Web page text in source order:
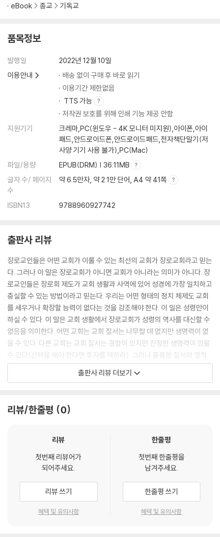
eBook 종교 기독교
품목정보
발행일
2022년 12월 10일
이용안내
배송 없이 구매 후 바로 읽기
이용기간 제한없음
TTS 가능
저작권 보호를 위해 인쇄 기능 제공 안함
지원기기
크레마,PC(윈도우 - 4K 모니터 미지원),아이폰,아이
패드,안드로이드폰,안드로이드패드,전자책단말기(저
사양 기기 사용 불가),PC(Mac)
파일/용량
EPUB(DRM) | 36.11MB
글자 수/ 페이지
수
약 6.5만자, 약 2.1만 단어, A4 약 41쪽
ISBN13 9788960927742
출판사 리뷰
장로교인들은 어떤 교회가 이룰 수 있는 최선의 교회가 장로교회라고 믿는
다. 그러나 이 말은 장로교회가 아니면 교회가 아니라는 의미가 아니다. 장
로교인들은 장로회 제도가 교회 생활과 사역에 있어 성경에 가장 일치하고
충실할 수 있는 방법이라고 믿는다. 우리는 어떤 형태의 정치 체제도 교회
를 세우거나 확장할 능력이 없다는 것을 강조해야 한다. 이 일은 성령만이
하실 수 있다. 이 말은 교회 생활에서 장로교회가 성령의 역사를 대신할 수
없음을 의미한다. 어떤 교회는 교회 질서는 나무랄 데 없지만 생명력이 없
을 수 있다. 다른 교회는 교회 질서는 결함이 있지만 진정한 생명력이 있을
수 있다(선택을 해야 한다면 후자를 택하라). 그러나 훌륭한 질서와 영적
인 생명력은 함께 가게 되어 있다. 장로교인들은 단지 자신들만 아니라 교
회 전체가 그렇게 되기를 기도한다.
출판사 리뷰 더보기
리뷰/한줄평 0
리뷰
첫번째 리뷰어가
되어주세요.
리뷰 쓰기
혜택 및 유의사항
한줄평
첫번째 한줄평을
남겨주세요.
한줄평 쓰기
혜택 및 유의사항